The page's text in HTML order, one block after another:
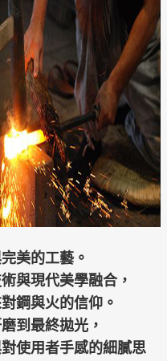
美的工藝。
與現代美學融合，
鋼與火的信仰。
到最終拋光，
使用者手感的細膩思